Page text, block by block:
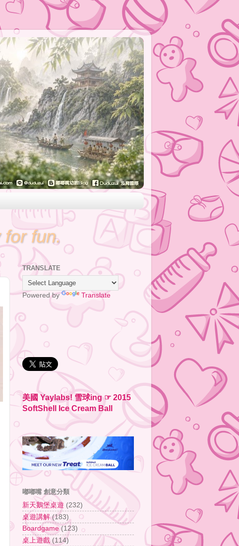
fun.
TRANSLATE
Powered by Translate
美國 Yaylabs! 雪球ing ☞ 2015
SoftShell Ice Cream Ball
嘟嘟嘴 創意分類
新天鵝堡桌遊 (232)
桌遊講解 (183)
Boardgame (123)
桌上遊戲 (114)